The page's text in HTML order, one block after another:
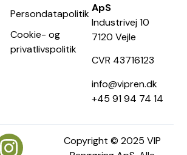
Persondatapolitik
Cookie- og
privatlivspolitik
ApS
Industrivej 10
7120 Vejle
CVR 43716123
info@vipren.dk
+45 91 94 74 14
Copyright © 2025 VIP